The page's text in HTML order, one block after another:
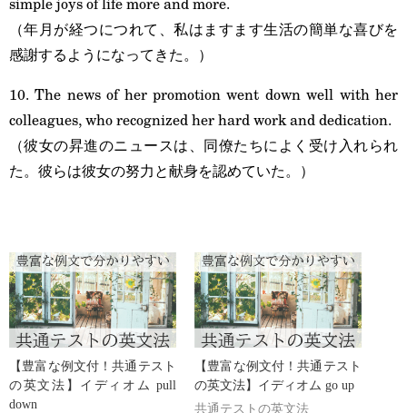
（年月が経つにつれて、私はますます生活の簡単な喜びを
感謝するようになってきた。）
10. The news of her promotion went down well with her
colleagues, who recognized her hard work and dedication.
（彼女の昇進のニュースは、同僚たちによく受け入れられ
た。彼らは彼女の努力と献身を認めていた。）
【豊富な例文付！共通テスト
の英文法】イディオム pull
down
【豊富な例文付！共通テスト
の英文法】イディオム go up
共通テストの英文法